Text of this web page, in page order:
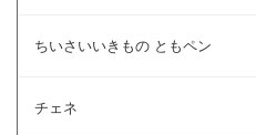
ちいさいいきもの ともペン
チェネ